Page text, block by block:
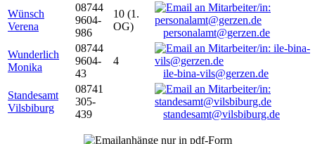
Wünsch
Verena
08744
9604-
986
10 (1.
OG)
personalamt@gerzen.de
Wunderlich
Monika
08744
9604-
43
4
ile-bina-vils@gerzen.de
Standesamt
Vilsbiburg
08741
305-
439
standesamt@vilsbiburg.de